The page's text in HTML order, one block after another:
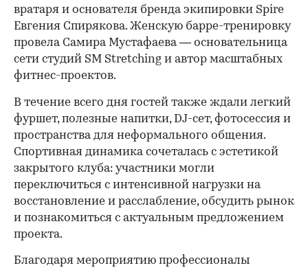
вратаря и основателя бренда экипировки Spire
Евгения Спирякова. Женскую барре-тренировку
провела Самира Мустафаева — основательница
сети студий SM Stretching и автор масштабных
фитнес-проектов.
В течение всего дня гостей также ждали легкий
фуршет, полезные напитки, DJ-сет, фотосессия и
пространства для неформального общения.
Спортивная динамика сочеталась с эстетикой
закрытого клуба: участники могли
переключиться с интенсивной нагрузки на
восстановление и расслабление, обсудить рынок
и познакомиться с актуальным предложением
проекта.
Благодаря мероприятию профессионалы